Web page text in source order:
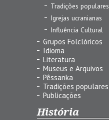
Tradições populares
Igrejas ucranianas
Influência Cultural
Grupos Folclóricos
Idioma
Literatura
Museus e Arquivos
Pêssanka
Tradições populares
Publicações
História